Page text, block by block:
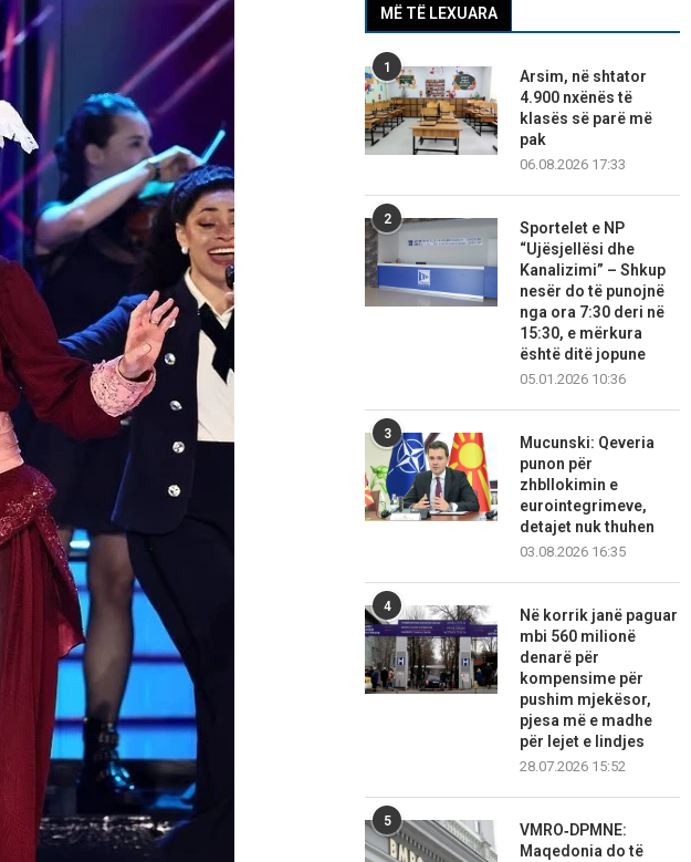
MË TË LEXUARA
1
Arsim, në shtator
4.900 nxënës të
klasës së parë më
pak
06.08.2026 17:33
2
Sportelet e NP
“Ujësjellësi dhe
Kanalizimi” – Shkup
nesër do të punojnë
nga ora 7:30 deri në
15:30, e mërkura
është ditë jopune
05.01.2026 10:36
3
Mucunski: Qeveria
punon për
zhbllokimin e
eurointegrimeve,
detajet nuk thuhen
03.08.2026 16:35
4
Në korrik janë paguar
mbi 560 milionë
denarë për
kompensime për
pushim mjekësor,
pjesa më e madhe
për lejet e lindjes
28.07.2026 15:52
5
VMRO‑DPMNE:
Maqedonia do të